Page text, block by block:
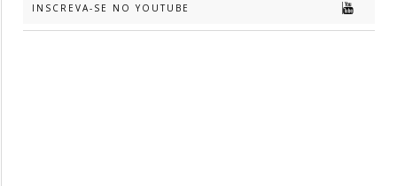
INSCREVA-SE NO YOUTUBE